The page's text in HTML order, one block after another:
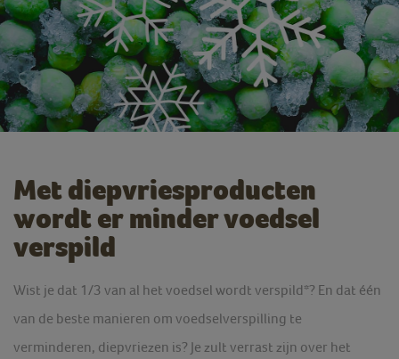
Met diepvriesproducten
wordt er minder voedsel
verspild
Wist je dat 1/3 van al het voedsel wordt verspild*? En dat één
van de beste manieren om voedselverspilling te
verminderen, diepvriezen is? Je zult verrast zijn over het